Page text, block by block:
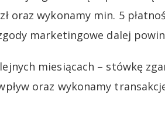
oraz wykonamy min. 5
marketingowe dalej
miesiącach – stówkę
oraz wykonamy